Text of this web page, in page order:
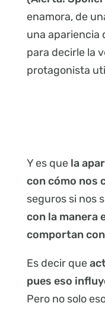
enamora, de
una apariencia
para decirle la
protagonista
Y es quela
con cómo nos
seguros si nos
con la manera
comportan
Es decir que
pues eso
Pero no solo